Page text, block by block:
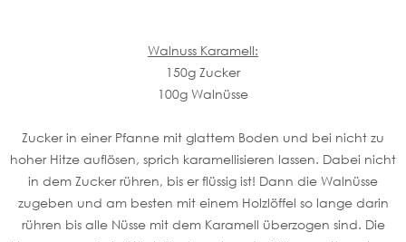
Walnuss Karamell:
150g Zucker
100g Walnüsse
Zucker in einer Pfanne mit glattem Boden und bei nicht zu
hoher Hitze auflösen, sprich karamellisieren lassen. Dabei nicht
in dem Zucker rühren, bis er flüssig ist! Dann die Walnüsse
zugeben und am besten mit einem Holzlöffel so lange darin
rühren bis alle Nüsse mit dem Karamell überzogen sind. Die